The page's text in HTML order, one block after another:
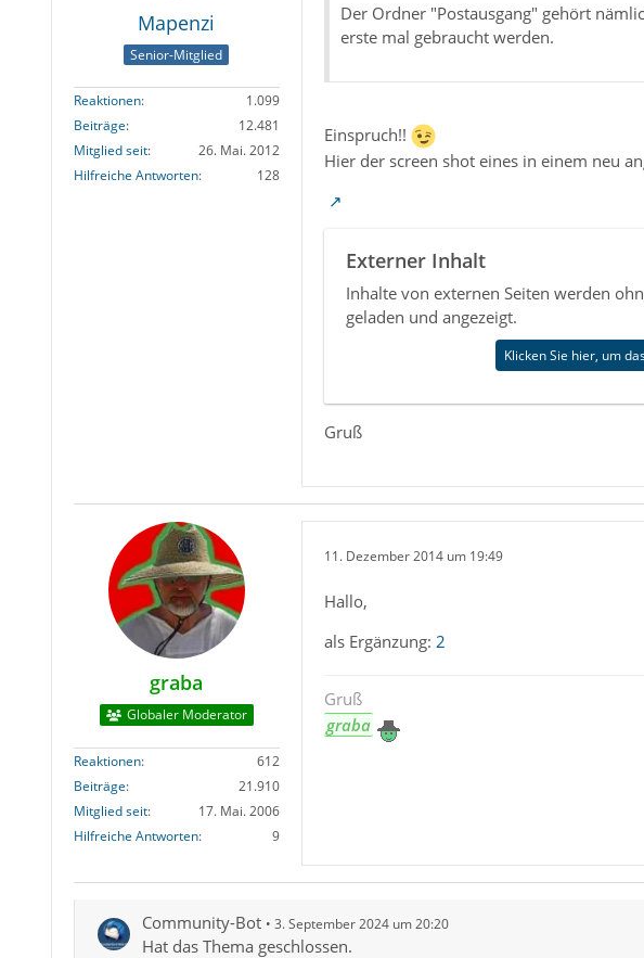
Mapenzi
Senior-Mitglied
Reaktionen
1.099
Beiträge
12.481
Mitglied seit
26. Mai. 2012
Hilfreiche Antworten
128
Der Ordner "Postausgang" gehört
erste mal gebraucht werden.
Einspruch!!
Hier der screen shot eines in einem neu
Externer Inhalt
Inhalte von externen Seiten werden
geladen und angezeigt.
Klicken Sie hier, um
Gruß
graba
Globaler Moderator
Reaktionen
612
Beiträge
21.910
Mitglied seit
17. Mai. 2006
Hilfreiche Antworten
9
11. Dezember 2014 um 19:49
Hallo,
als Ergänzung: 2
Gruß
graba
Community-Bot 3. September 2024 um 20:20
Hat das Thema geschlossen.